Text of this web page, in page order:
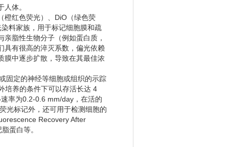
体。
橙红色荧光）、DiO（绿色荧
料家族，用于标记细胞膜和疏
脂性生物分子（例如蛋白质，
具有很高的淬灭系数，偏光依赖
膜中逐步扩散，导致在其最佳浓
固定的神经等细胞或组织的示踪
培养的条件下可以存活长达 4
率为0.2-0.6 mm/day，在活的
光标记外，还可用于检测细胞的
Recovery After
蛋白等。